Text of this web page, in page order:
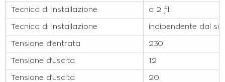
Tecnica di installazione a 2 fili
Tecnica di installazione indipendente dal
Tensione d’entrata 230
Tensione d’uscita 12
Tensione d’uscita 20